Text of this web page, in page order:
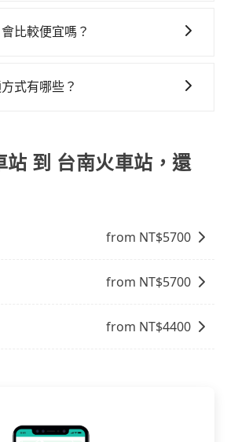
可再節省50%的交通費用。
好像在開樂透一樣。另外，偶爾也
的人來說就有不小的風險。最後，
叫隨到，價格按錶計費，但若遇交
障，需要自行承擔風險，遇到狀況
比較便宜嗎？
果需要來回叫車，請分兩筆訂單預
式有哪些？
計程車：乘坐計程車到達或離開火
。 捷運/輕軌：通過捷運或輕軌到
便利。 包車：預定包車到達或離
站 到 台南火車站，還
from NT$5700
from NT$5700
from NT$4400